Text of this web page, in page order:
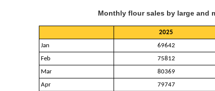
Monthly flour sales by large and
2025
Jan
69642
Feb
75812
Mar
80369
Apr
79747